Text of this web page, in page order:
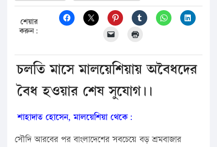
শেয়ার
করুন:
চলতি মাসে মালয়েশিয়ায় অবৈধদের
বৈধ হওয়ার শেষ সুযোগ।।
শাহাদাত হোসেন, মালয়েশিয়া থেকে:
সৌদি আরবের পর বাংলাদেশের সবচেয়ে বড় শ্রমবাজার